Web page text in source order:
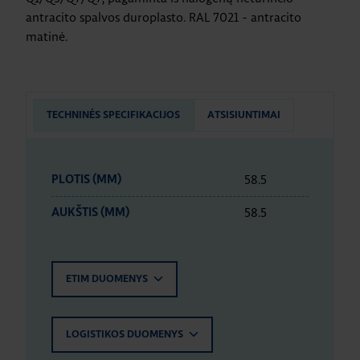
antracito spalvos duroplasto. RAL 7021 - antracito
matinė.
TECHNINĖS SPECIFIKACIJOS ATSISIUNTIMAI
PLOTIS (MM) 58.5
AUKŠTIS (MM) 58.5
ETIM DUOMENYS
LOGISTIKOS DUOMENYS